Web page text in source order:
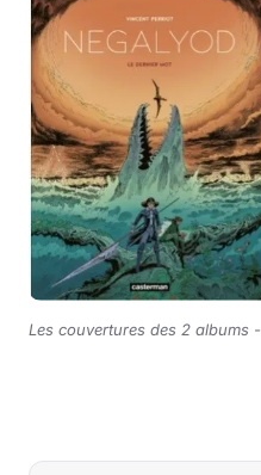
Les couvertures des 2 albums -